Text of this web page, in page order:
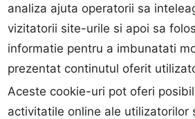
analiza ajuta operatorii sa
vizitatorii site-urile si apoi sa
informatie pentru a imbunatati
prezentat continutul oferit
Aceste cookie-uri pot oferi
activitatile online ale utilizatorilor